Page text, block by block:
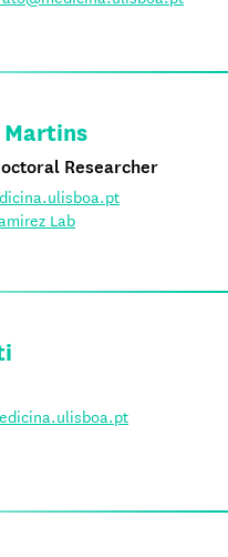
Martins
Researcher
Lab